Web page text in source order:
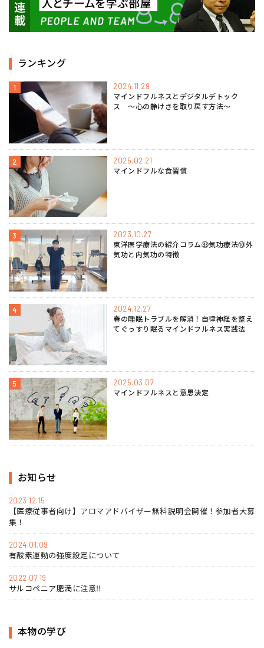
ランキング
1 2024.11.29
マインドフルネスとデジタルデトック
ス 〜心の静けさを取り戻す方法〜
2 2025.02.21
マインドフルな食習慣
3 2023.10.27
東洋医学療法の紹介コラム㉝気功療法⑩外
気功と内気功の特徴
4 2024.12.27
春の睡眠トラブルを解消！自律神経を整え
てぐっすり眠るマインドフルネス実践法
5 2025.03.07
マインドフルネスと意思決定
お知らせ
2023.12.15
【医療従事者向け】アロマアドバイザー無料説明会開催！参加者大募
集！
2024.01.09
有酸素運動の強度設定について
2022.07.19
サルコペニア肥満に注意‼
本物の学び